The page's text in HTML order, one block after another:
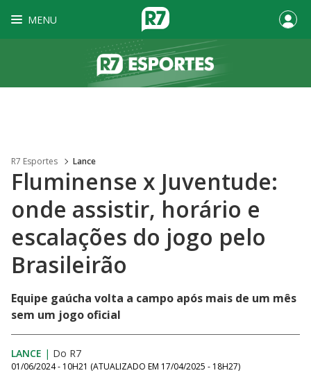
MENU
R7 Esportes Lance
Fluminense x Juventude:
onde assistir, horário e
escalações do jogo pelo
Brasileirão
Equipe gaúcha volta a campo após mais de um mês
sem um jogo oficial
LANCE | Do R7
01/06/2024 - 10H21 (ATUALIZADO EM 17/04/2025 - 18H27)